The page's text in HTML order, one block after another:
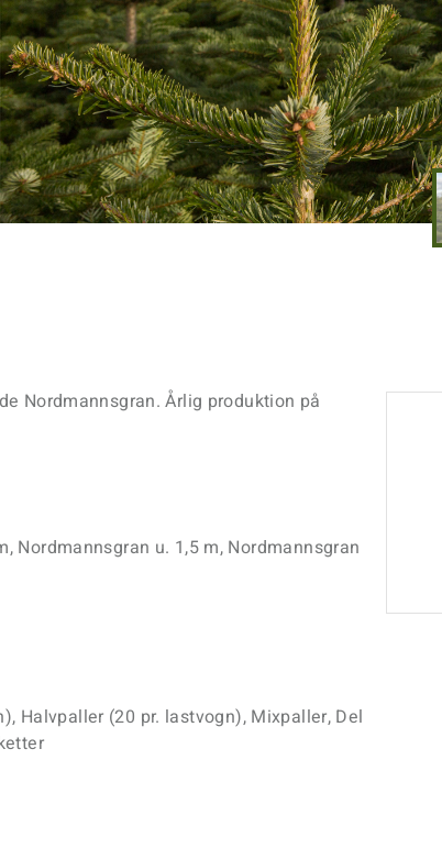
Nordmannsgran. Årlig produktion på
Nordmannsgran u. 1,5 m, Nordmannsgran
Halvpaller (20 pr. lastvogn), Mixpaller, Del